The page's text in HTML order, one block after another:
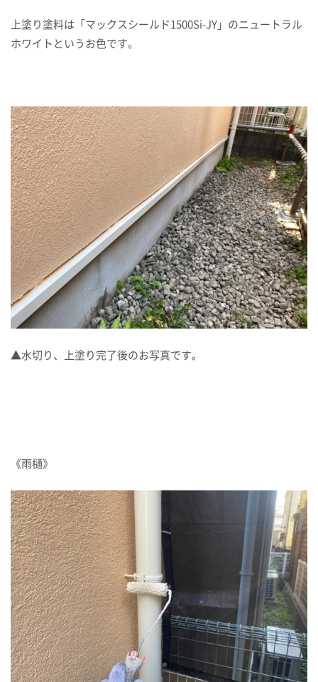
上塗り塗料は「マックスシールド1500Si-JY」のニュートラル
ホワイトというお色です。
▲水切り、上塗り完了後のお写真です。
《雨樋》